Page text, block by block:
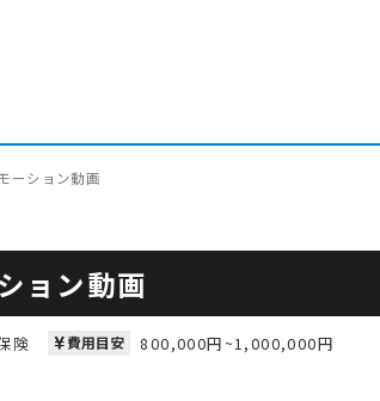
ーション動画
ョン動画
険 費用目安 800,000円~1,000,000円